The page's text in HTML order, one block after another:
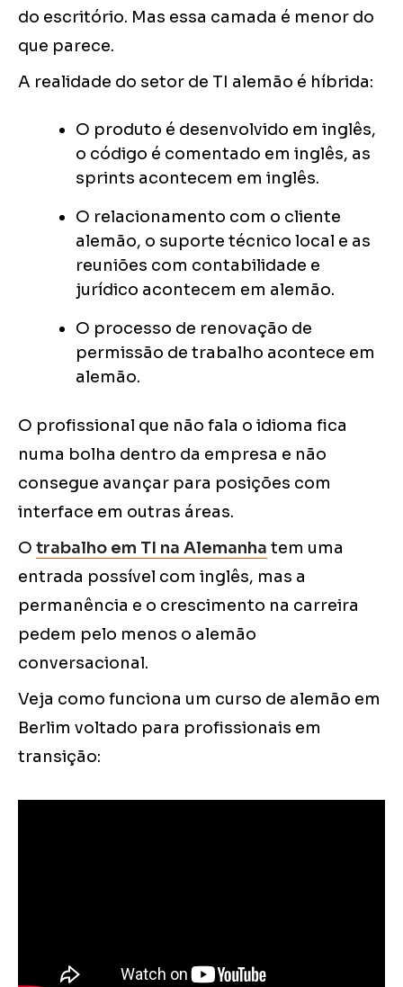
do escritório. Mas essa camada é menor do
que parece.
A realidade do setor de TI alemão é híbrida:
O produto é desenvolvido em inglês,
o código é comentado em inglês, as
sprints acontecem em inglês.
O relacionamento com o cliente
alemão, o suporte técnico local e as
reuniões com contabilidade e
jurídico acontecem em alemão.
O processo de renovação de
permissão de trabalho acontece em
alemão.
O profissional que não fala o idioma fica
numa bolha dentro da empresa e não
consegue avançar para posições com
interface em outras áreas.
O trabalho em TI na Alemanha tem uma
entrada possível com inglês, mas a
permanência e o crescimento na carreira
pedem pelo menos o alemão
conversacional.
Veja como funciona um curso de alemão em
Berlim voltado para profissionais em
transição: